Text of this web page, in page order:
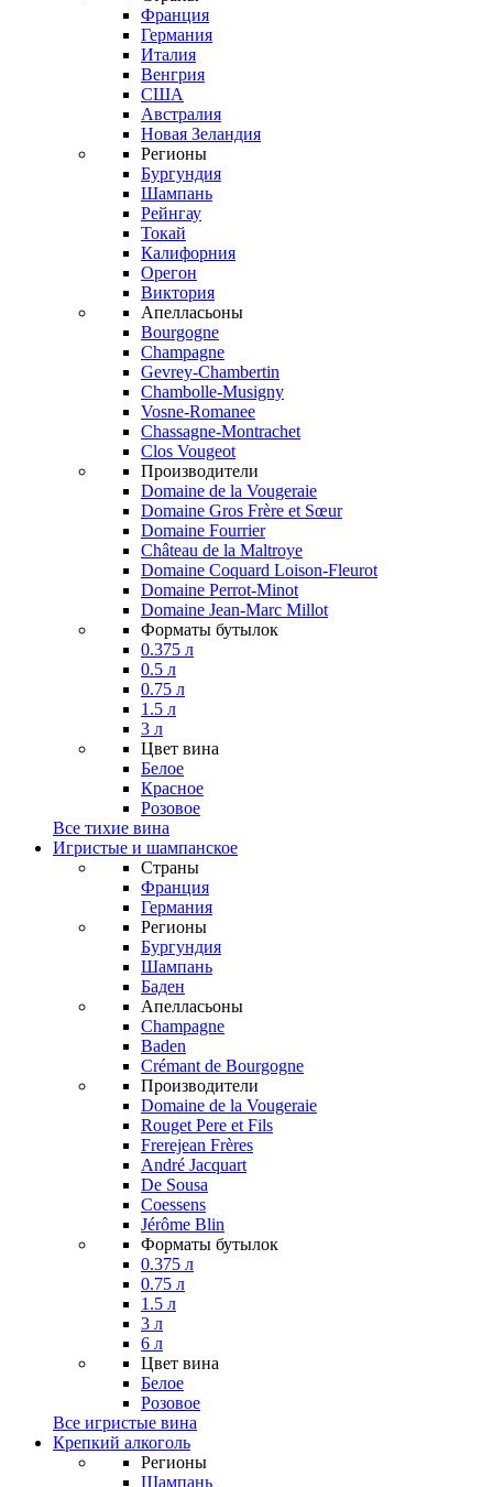
Франция
Германия
Италия
Венгрия
США
Австралия
Новая Зеландия
Регионы
Бургундия
Шампань
Рейнгау
Токай
Калифорния
Орегон
Виктория
Апелласьоны
Bourgogne
Champagne
Gevrey-Chambertin
Chambolle-Musigny
Vosne-Romanee
Chassagne-Montrachet
Clos Vougeot
Производители
Domaine de la Vougeraie
Domaine Gros Frère et Sœur
Domaine Fourrier
Château de la Maltroye
Domaine Coquard Loison-Fleurot
Domaine Perrot-Minot
Domaine Jean-Marc Millot
Форматы бутылок
0.375 л
0.5 л
0.75 л
1.5 л
3 л
Цвет вина
Белое
Красное
Розовое
Все тихие вина
Игристые и шампанское
Страны
Франция
Германия
Регионы
Бургундия
Шампань
Баден
Апелласьоны
Champagne
Baden
Crémant de Bourgogne
Производители
Domaine de la Vougeraie
Rouget Pere et Fils
Frerejean Frères
André Jacquart
De Sousa
Coessens
Jérôme Blin
Форматы бутылок
0.375 л
0.75 л
1.5 л
3 л
6 л
Цвет вина
Белое
Розовое
Все игристые вина
Крепкий алкоголь
Регионы
Шампань